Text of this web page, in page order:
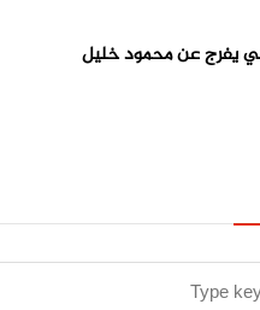
يفرج عن محمود خليل